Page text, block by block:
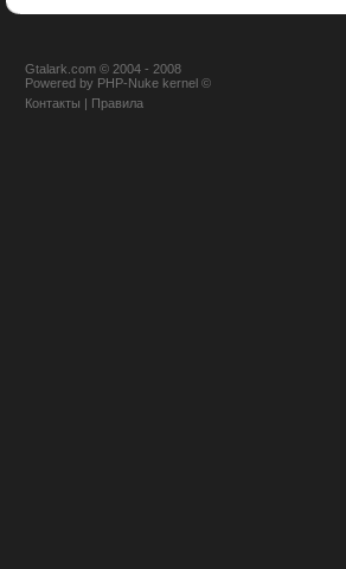
Gtalark.com © 2004 - 2008
Powered by PHP-Nuke kernel ©
Контакты | Правила